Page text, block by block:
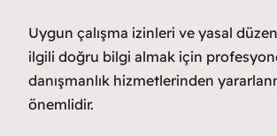
Uygun çalışma izinleri ve yasal
ilgili doğru bilgi almak için
danışmanlık hizmetlerinden
önemlidir.